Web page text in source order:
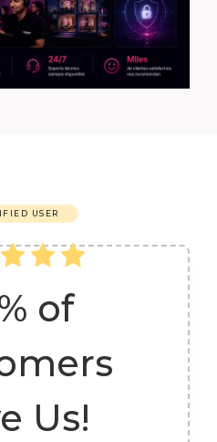
USER
of
Us!